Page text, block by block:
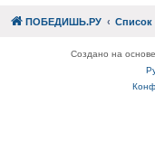
ПОБЕДИШЬ.РУ
Создано на основе